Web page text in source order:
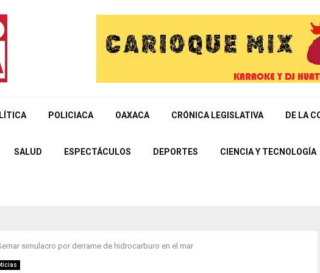
POLICIACA OAXACA CRÓNICA LEGISLATIVA DE LA
SALUD ESPECTÁCULOS DEPORTES CIENCIA Y TECNOLOGÍA
simulacro por derrame de hidrocarburo en el mar